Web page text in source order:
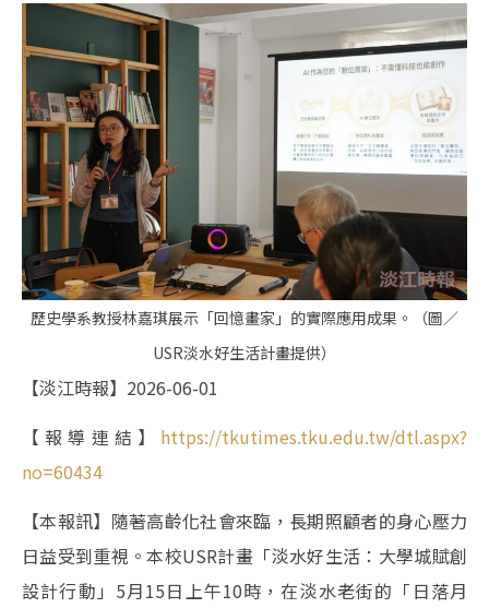
歷史學系教授林嘉琪展示「回憶畫家」的實際應用成果。（圖／
USR淡水好生活計畫提供）
【淡江時報】2026-06-01
【報導連結】 https://tkutimes.tku.edu.tw/dtl.aspx?
no=60434
【本報訊】隨著高齡化社會來臨，長期照顧者的身心壓力
日益受到重視。本校USR計畫「淡水好生活：大學城賦創
設計行動」5月15日上午10時，在淡水老街的「日落月